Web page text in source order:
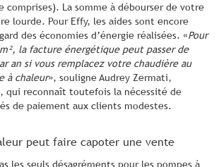
comprises). La somme à débourser de votre
lourde. Pour Effy, les aides sont encore
des économies d’énergie réalisées. «Pour
la facture énergétique peut passer de
an si vous remplacez votre chaudière au
à chaleur», souligne Audrey Zermati,
qui reconnaît toutefois la nécessité de
de paiement aux clients modestes.
peut faire capoter une vente
les seuls désagréments pour les pompes à